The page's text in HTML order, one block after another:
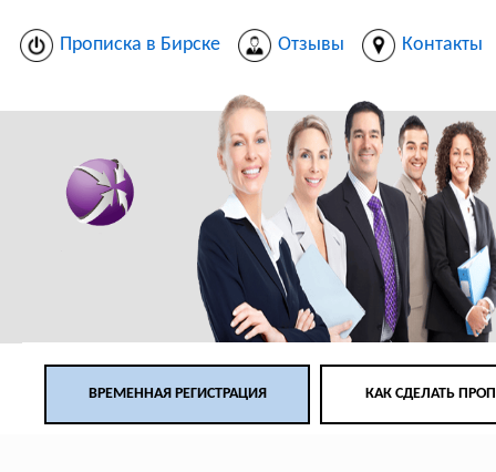
Прописка в Бирске Отзывы Контакты
ВРЕМЕННАЯ РЕГИСТРАЦИЯ КАК СДЕЛАТЬ